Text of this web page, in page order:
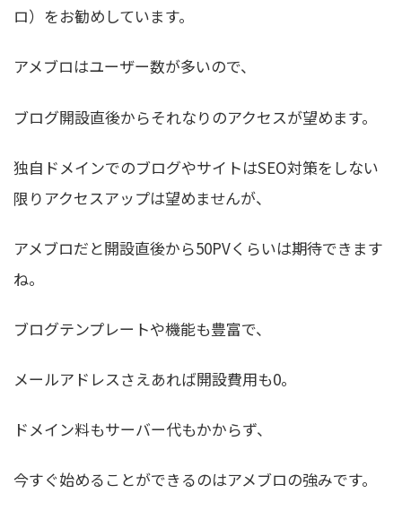
ロ）をお勧め しています。
アメブロはユーザー数が多いので、
ブログ開設直後からそれなりのアクセスが望めます。
独自ドメインでのブログやサイトはSEO対策をしない
限りアクセスアップは望めませんが、
アメブロだと開設直後から50PVくらいは期待できます
ね。
ブログテンプレートや機能も豊富で、
メールアドレスさえあれば開設費用も0。
ドメイン料もサーバー代もかからず、
今すぐ始めることができるのはアメブロの強みです。